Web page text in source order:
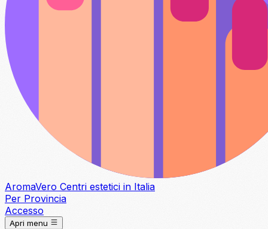
AromaVero Centri estetici in Italia
Per Provincia
Accesso
Apri menu